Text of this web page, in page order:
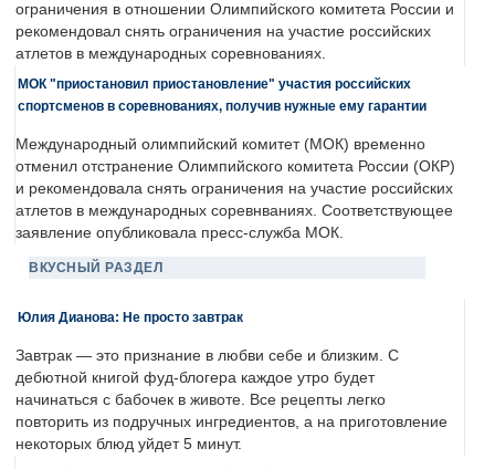
ограничения в отношении Олимпийского комитета России и
рекомендовал снять ограничения на участие российских
атлетов в международных соревнованиях.
МОК "приостановил приостановление" участия российских
спортсменов в соревнованиях, получив нужные ему гарантии
Международный олимпийский комитет (МОК) временно
отменил отстранение Олимпийского комитета России (ОКР)
и рекомендовала снять ограничения на участие российских
атлетов в международных соревнваниях. Соответствующее
заявление опубликовала пресс-служба МОК.
ВКУСНЫЙ РАЗДЕЛ
Юлия Дианова: Не просто завтрак
Завтрак — это признание в любви себе и близким. С
дебютной книгой фуд-блогера каждое утро будет
начинаться с бабочек в животе. Все рецепты легко
повторить из подручных ингредиентов, а на приготовление
некоторых блюд уйдет 5 минут.